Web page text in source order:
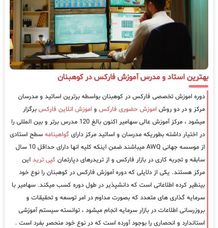
بهترین استاد و مدرس آموزش فارکس در کوهبنان
دوره اموزش تخصصی فارکس در کوهبنان بواسطه برترین اساتید و مدرسان
مرکز و در دو روش اموزش حضوری فارکس و اموزش انلاین فارکس برگزار
میشود ، مرکز آموزش عالی سهامیر اکنون بالغ 120 مدرس برتر و بین المللی را
در اختیار داشته بطوریکه مدرسان و اساتید مرکز دارای گواهینامه سطح استادی
از موسسه جهانی AWQ میباشند ضمن اینکه کلیه انها دارای حداقل 10 سال
سابقه و تجربه کاری در بازار فارکس و از تریدرهای دپارتمان کپی ترید این
مرکز هستند. یکی از دلایلی که دوره آموزش فارکس در کوهبنان را نوع خود
بینظیر کرده اطلاعاتی است که دانشپذیر در طول دوره کسب میکند. سهامیر با
سرمایه گذاری های متعدد که بصورت مداوم در امر توسعه و تحقیقات و
بروزرسانی اطلاعات در بازار سرمایه انجام میشود ، توانسته سیستم آموزشی
استاندارد و انحصاری را بوجود آورده است که در نوع خود منحصر بفرد است .